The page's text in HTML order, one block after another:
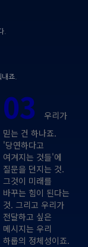
.
죠.
03우리가
믿는 건 하나죠.
'당연하다고
여겨지는 것들'에
질문을 던지는 것.
그것이 미래를
바꾸는 힘이 된다는
것. 그리고 우리가
전달하고 싶은
메시지는 우리
하룹의 정체성이죠.